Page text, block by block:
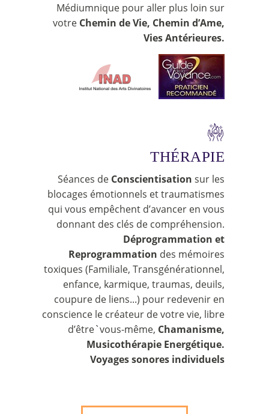
Médiumnique pour aller plus loin sur
votre Chemin de Vie, Chemin d’Ame,
Vies Antérieures.
THÉRAPIE
Séances de Conscientisation sur les
blocages émotionnels et traumatismes
qui vous empêchent d’avancer en vous
donnant des clés de compréhension.
Déprogrammation et
Reprogrammation des mémoires
toxiques (Familiale, Transgénérationnel,
enfance, karmique, traumas, deuils,
coupure de liens...) pour redevenir en
conscience le créateur de votre vie, libre
d’être`vous-même, Chamanisme,
Musicothérapie Energétique.
Voyages sonores individuels